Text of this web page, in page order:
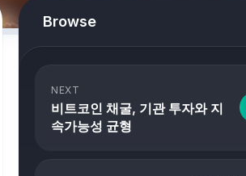
Browse
NEXT
비트코인 채굴, 기관 투자와 지
속가능성 균형